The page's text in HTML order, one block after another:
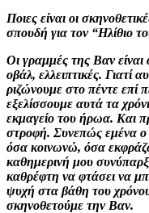
Ποιες είναι οι
σπουδή για τον “Ηλίθιο
Οι γραμμές της Βαν είναι
οβάλ, ελλειπτικές. Γιατί
ριζώνουμε στο πέντε επί
εξελίσσουμε αυτά τα
εκμαγείο του ήρωα. Και
στροφή. Συνεπώς εμένα ο
όσα κοινωνώ, όσα
καθημερινή μου
καθρέφτη να φτάσει να
ψυχή στα βάθη του
σκηνοθετούμε την Βαν.